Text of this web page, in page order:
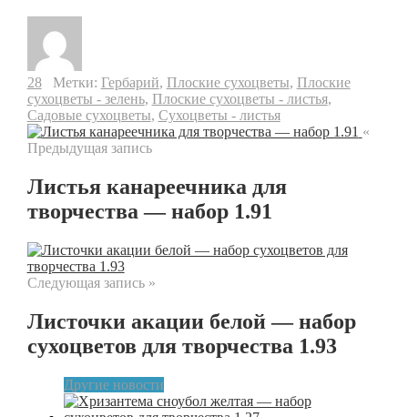
28 Метки: Гербарий, Плоские сухоцветы, Плоские
сухоцветы - зелень, Плоские сухоцветы - листья,
Садовые сухоцветы, Сухоцветы - листья
«
Предыдущая запись
Листья канареечника для
творчества — набор 1.91
Следующая запись »
Листочки акации белой — набор
сухоцветов для творчества 1.93
Другие новости